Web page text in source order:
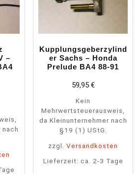
–
nach
Kupplungsgeberzylind
er Sachs – Honda
Prelude BA4 88-91
59,95 €
Kein
Mehrwertsteuerausweis,
da Kleinunternehmer nach
§19 (1) UStG.
zzgl.Versandkosten
Lieferzeit: ca. 2-3 Tage